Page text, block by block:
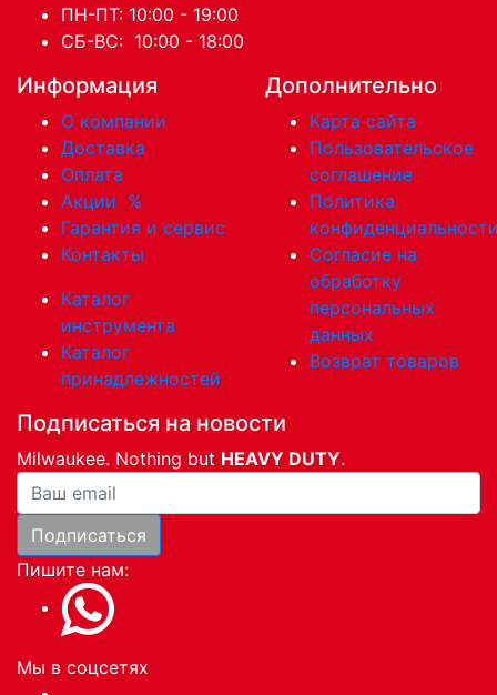
ПН-ПТ: 10:00 - 19:00
СБ-ВС: 10:00 - 18:00
Информация
О компании
Доставка
Оплата
Акции %
Гарантия и сервис
Контакты
Каталог
инструмента
Каталог
принадлежностей
Дополнительно
Карта сайта
Пользовательское
соглашение
Политика
Согласие на
обработку
персональных
данных
Возврат товаров
Подписаться на новости
Milwaukee. Nothing but HEAVY DUTY.
Ваша почта
Подписаться
Пишите нам:
Мы в соцсетях